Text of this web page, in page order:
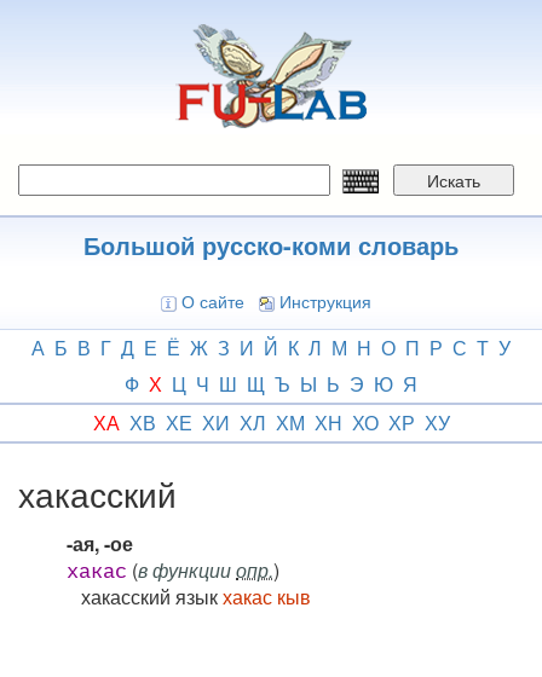
Искать
Большой русско-коми словарь
О сайте Инструкция
А Б В Г Д Е Ё Ж З И Й К Л М Н О П Р С Т У
Ф Х Ц Ч Ш Щ Ъ Ы Ь Э Ю Я
ХА ХВ ХЕ ХИ ХЛ ХМ ХН ХО ХР ХУ
хакасский
-ая, -ое
хакас (в функцииопр.)
хакасский языкхакас кыв